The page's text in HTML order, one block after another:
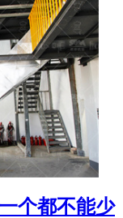
个都不能少